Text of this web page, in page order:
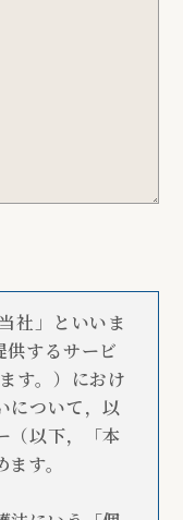
社」といいま
供するサービ
す。）におけ
について，以
（以下，「本
す。